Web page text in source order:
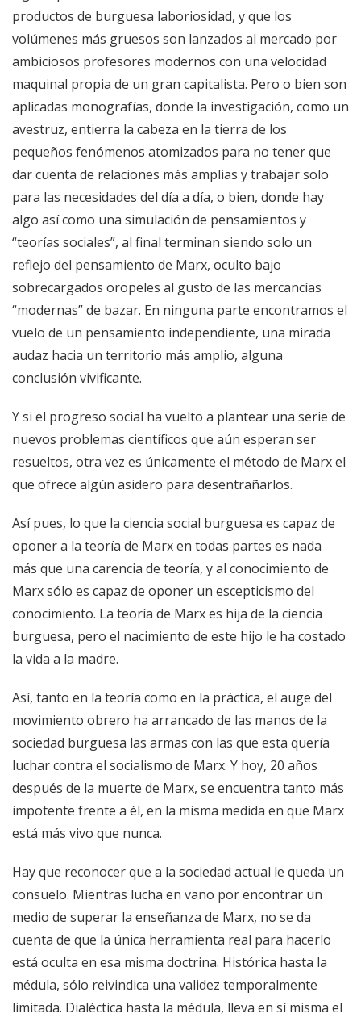
productos de burguesa laboriosidad, y que los
volúmenes más gruesos son lanzados al mercado por
ambiciosos profesores modernos con una velocidad
maquinal propia de un gran capitalista. Pero o bien son
aplicadas monografías, donde la investigación, como un
avestruz, entierra la cabeza en la tierra de los
pequeños fenómenos atomizados para no tener que
dar cuenta de relaciones más amplias y trabajar solo
para las necesidades del día a día, o bien, donde hay
algo así como una simulación de pensamientos y
“teorías sociales”, al final terminan siendo solo un
reflejo del pensamiento de Marx, oculto bajo
sobrecargados oropeles al gusto de las mercancías
“modernas” de bazar. En ninguna parte encontramos el
vuelo de un pensamiento independiente, una mirada
audaz hacia un territorio más amplio, alguna
conclusión vivificante.
Y si el progreso social ha vuelto a plantear una serie de
nuevos problemas científicos que aún esperan ser
resueltos, otra vez es únicamente el método de Marx el
que ofrece algún asidero para desentrañarlos.
Así pues, lo que la ciencia social burguesa es capaz de
oponer a la teoría de Marx en todas partes es nada
más que una carencia de teoría, y al conocimiento de
Marx sólo es capaz de oponer un escepticismo del
conocimiento. La teoría de Marx es hija de la ciencia
burguesa, pero el nacimiento de este hijo le ha costado
la vida a la madre.
Así, tanto en la teoría como en la práctica, el auge del
movimiento obrero ha arrancado de las manos de la
sociedad burguesa las armas con las que esta quería
luchar contra el socialismo de Marx. Y hoy, 20 años
después de la muerte de Marx, se encuentra tanto más
impotente frente a él, en la misma medida en que Marx
está más vivo que nunca.
Hay que reconocer que a la sociedad actual le queda un
consuelo. Mientras lucha en vano por encontrar un
medio de superar la enseñanza de Marx, no se da
cuenta de que la única herramienta real para hacerlo
está oculta en esa misma doctrina. Histórica hasta la
médula, sólo reivindica una validez temporalmente
limitada. Dialéctica hasta la médula, lleva en sí misma el